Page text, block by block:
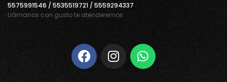
5575991546 / 5535519721 / 5559294337
Llámanos con gusto te atenderemos